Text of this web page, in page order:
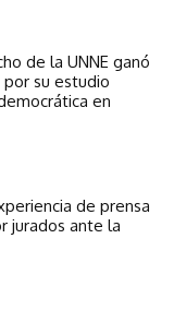
de la UNNE ganó
por su estudio
en
de prensa
jurados ante la